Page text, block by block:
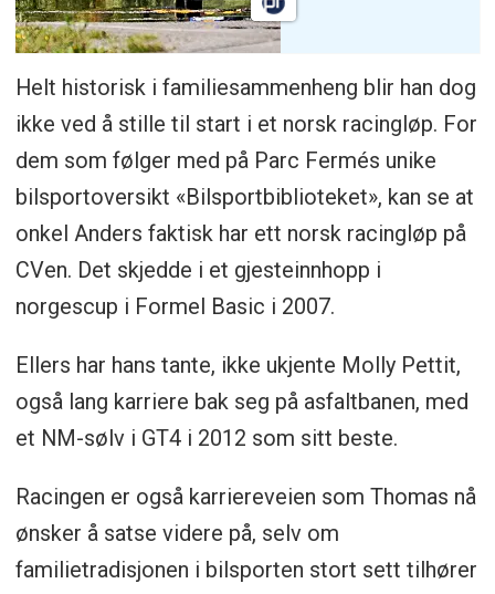
Helt historisk i familiesammenheng blir han dog
ikke ved å stille til start i et norsk racingløp. For
dem som følger med på Parc Fermés unike
bilsportoversikt «Bilsportbiblioteket», kan se at
onkel Anders faktisk har ett norsk racingløp på
CVen. Det skjedde i et gjesteinnhopp i
norgescup i Formel Basic i 2007.
Ellers har hans tante, ikke ukjente Molly Pettit,
også lang karriere bak seg på asfaltbanen, med
et NM-sølv i GT4 i 2012 som sitt beste.
Racingen er også karriereveien som Thomas nå
ønsker å satse videre på, selv om
familietradisjonen i bilsporten stort sett tilhører